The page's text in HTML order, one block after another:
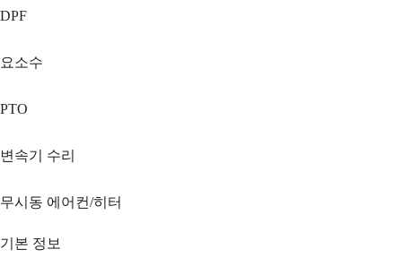
DPF
요소수
PTO
변속기 수리
무시동 에어컨/히터
기본 정보